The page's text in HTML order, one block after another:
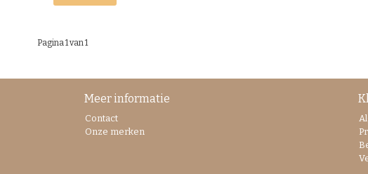
Pagina 1 van 1
Meer informatie
Contact
Onze merken